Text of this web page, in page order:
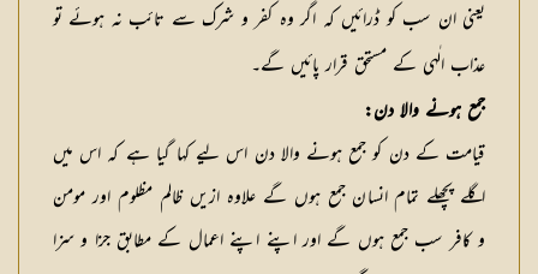
یعنی ان سب کو ڈرائیں کہ اگر وہ کفر و شرک سے تائب نہ ہوئے تو
عذاب الٰہی کے مستحق قرار پائیں گے۔
جمع ہونے والا دن:
قیامت کے دن کو جمع ہونے والا دن اس لیے کہا گیا ہے کہ اس میں
اگلے پچھلے تمام انسان جمع ہوں گے علاوہ ازیں ظالم مظلوم اور مومن
و کافر سب جمع ہوں گے اور اپنے اپنے اعمال کے مطابق جزا و سزا